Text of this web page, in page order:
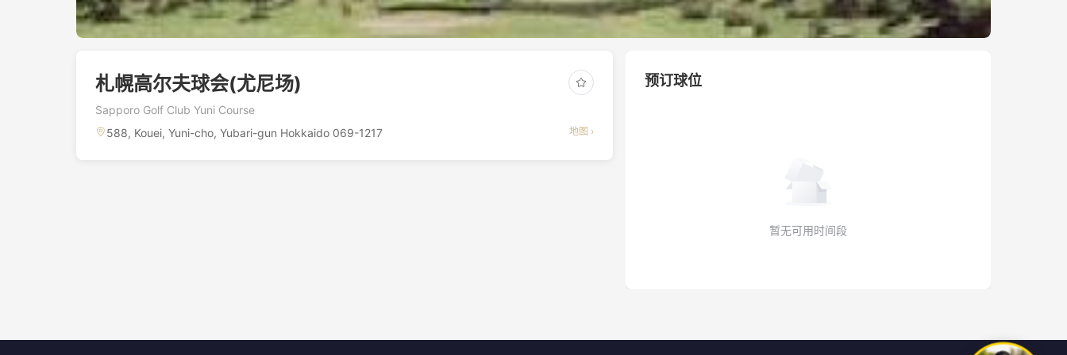
札幌高尔夫球会(尤尼场)
Sapporo Golf Club Yuni Course
588, Kouei, Yuni-cho, Yubari-gun Hokkaido 069-1217
地图 ›
预订球位
暂无可用时间段